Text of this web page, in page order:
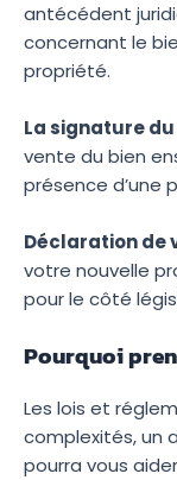
antécédent
concernant le
propriété.
La signature
vente du bien
présence d’une
Déclaration de
votre nouvelle
pour le côté
Pourquoi
Les lois et
complexités, un
pourra vous